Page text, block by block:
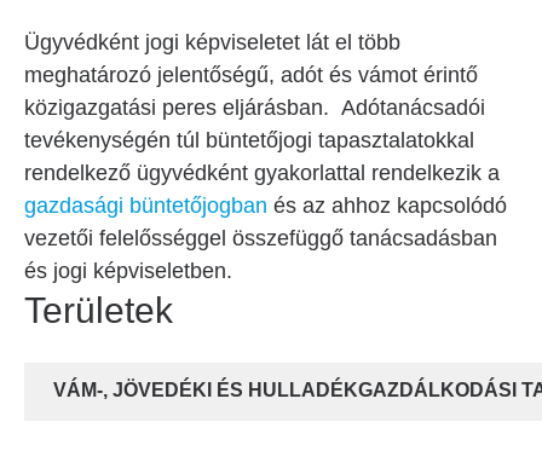
Ügyvédként jogi képviseletet lát el több
meghatározó jelentőségű, adót és vámot érintő
közigazgatási peres eljárásban. Adótanácsadói
tevékenységén túl büntetőjogi tapasztalatokkal
rendelkező ügyvédként gyakorlattal rendelkezik a
gazdasági büntetőjogban és az ahhoz kapcsolódó
vezetői felelősséggel összefüggő tanácsadásban
és jogi képviseletben.
Területek
VÁM-, JÖVEDÉKI ÉS HULLADÉKGAZDÁLKODÁSI